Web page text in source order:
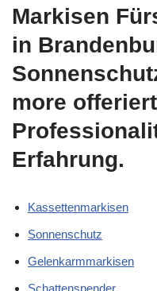
Markisen
in
more
Erfahrung.
Kassettenmarkisen
Sonnenschutz
Gelenkarmmarkisen
Schattenspender